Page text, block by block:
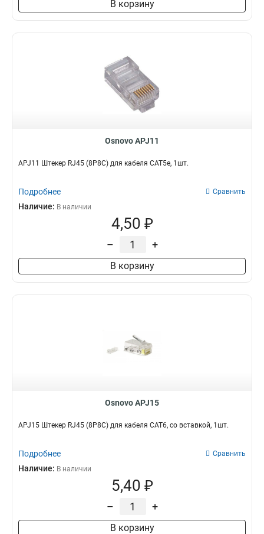
В корзину
Osnovo APJ11
APJ11 Штекер RJ45 (8P8C) для кабеля CAT5e, 1шт.
Подробнее Сравнить
Наличие: В наличии
4,50 ₽
– +
В корзину
Osnovo APJ15
APJ15 Штекер RJ45 (8P8C) для кабеля CAT6, со вставкой, 1шт.
Подробнее Сравнить
Наличие: В наличии
5,40 ₽
– +
В корзину